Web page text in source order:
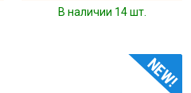
В наличии 14 шт.
NEW!